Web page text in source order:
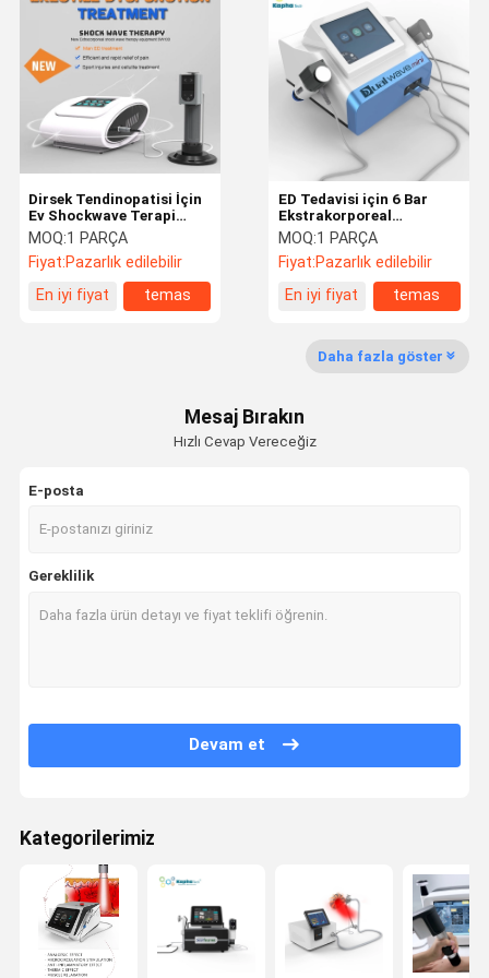
Jet Soyma Makinesi
Elektriksel Kas Stimülasyon Makinesi
Ultrason Fizyoterapi Makinesi
Fotodinamik Terapi Makinesi
Radyo Frekans Makinesi
Mikroiğneleme Fraksiyonel RF
Lazer Fizyoterapi Makinesi
ED Tedavisi için 6 Bar
Ekstrakorporeal
Shockwave Terapi
Makinesi
MOQ:1 PARÇA
Fiyat:Pazarlık edilebilir
En iyi fiyat
temas
Dirsek Tendinopatisi İçin
Ev Shockwave Terapi
Makinesi
MOQ:1 PARÇA
Fiyat:Pazarlık edilebilir
En iyi fiyat
temas
Daha fazla göster
Mesaj Bırakın
Hızlı Cevap Vereceğiz
E-posta
Gereklilik
Devam et
Kategorilerimiz